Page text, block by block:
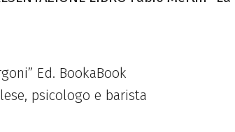
Ed. BookaBook
psicologo e barista